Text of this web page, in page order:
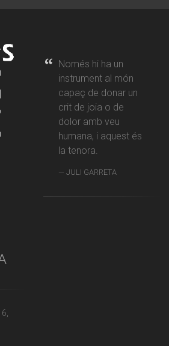
Només hi ha un
instrument al món
capaç de donar un
crit de joia o de
dolor amb veu
humana, i aquest és
la tenora.
JULI GARRETA